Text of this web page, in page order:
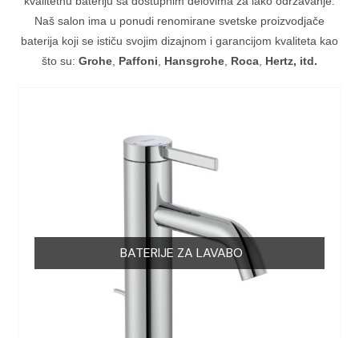
Naš salon ima u ponudi renomirane svetske proizvodjače
baterija koji se ističu svojim dizajnom i garancijom kvaliteta kao
što su: Grohe Paffoni Hansgrohe Roca Hertz, itd.
BATERIJE ZA LAVABO